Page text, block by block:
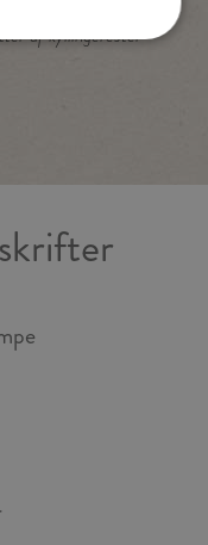
opskriften
af kyllingerester